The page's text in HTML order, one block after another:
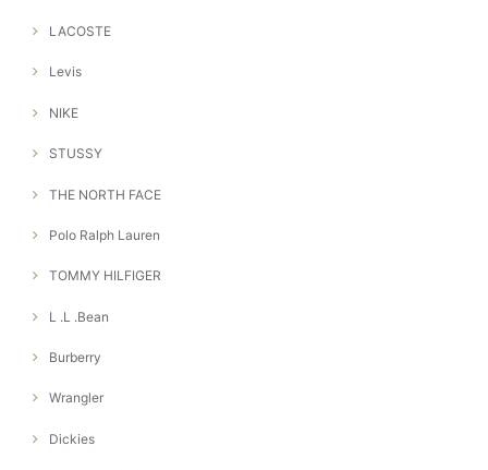
LACOSTE
Levis
NIKE
STUSSY
THE NORTH FACE
Polo Ralph Lauren
TOMMY HILFIGER
L .L .Bean
Burberry
Wrangler
Dickies